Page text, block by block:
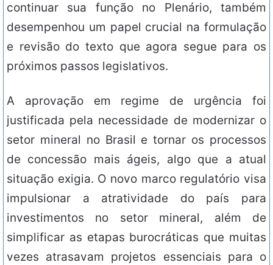
continuar sua função no Plenário, também
desempenhou um papel crucial na formulação
e revisão do texto que agora segue para os
próximos passos legislativos.
A aprovação em regime de urgência foi
justificada pela necessidade de modernizar o
setor mineral no Brasil e tornar os processos
de concessão mais ágeis, algo que a atual
situação exigia. O novo marco regulatório visa
impulsionar a atratividade do país para
investimentos no setor mineral, além de
simplificar as etapas burocráticas que muitas
vezes atrasavam projetos essenciais para o